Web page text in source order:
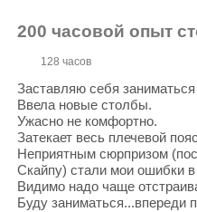
200 часовой опыт
128 часов
Заставляю себя
Ввела новые столбы.
Ужасно не комфортно.
Затекает весь плечевой
Неприятным сюрпризом
Скайпу) стали мои ошибки
Видимо надо чаще
Буду заниматься...впереди